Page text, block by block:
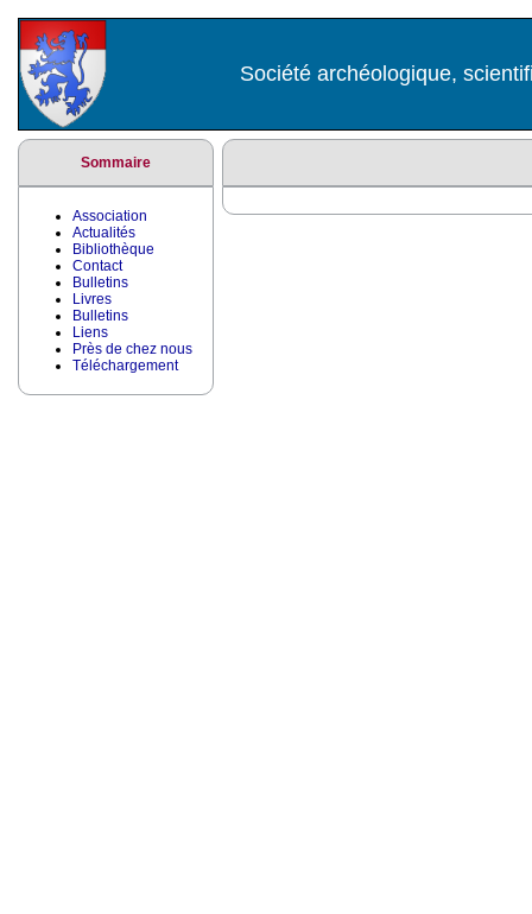
Société archéologique,
Sommaire
Association
Actualités
Bibliothèque
Contact
Bulletins
Livres
Bulletins
Liens
Près de chez nous
Téléchargement